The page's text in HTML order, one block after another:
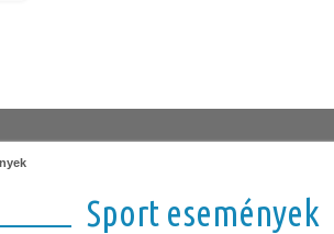
Sport események